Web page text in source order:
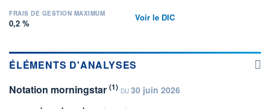
FRAIS DE GESTION MAXIMUM
0,2 %
Voir le DIC
ÉLÉMENTS D'ANALYSES
Notation morningstar (1) DU 30 juin 2026